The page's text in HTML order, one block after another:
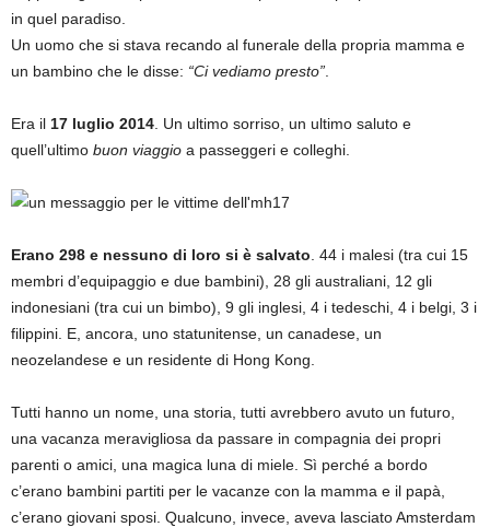
in quel paradiso.
Un uomo che si stava recando al funerale della propria mamma e
un bambino che le disse: “Ci vediamo presto”
Era il 17 luglio 2014 . Un ultimo sorriso, un ultimo saluto e
quell’ultimo buon viaggio a passeggeri e colleghi.
Erano 298 e nessuno di loro si è salvato . 44 i malesi (tra cui 15
membri d’equipaggio e due bambini), 28 gli australiani, 12 gli
indonesiani (tra cui un bimbo), 9 gli inglesi, 4 i tedeschi, 4 i belgi, 3 i
filippini. E, ancora, uno statunitense, un canadese, un
neozelandese e un residente di Hong Kong.
Tutti hanno un nome, una storia, tutti avrebbero avuto un futuro,
una vacanza meravigliosa da passare in compagnia dei propri
parenti o amici, una magica luna di miele. Sì perché a bordo
c’erano bambini partiti per le vacanze con la mamma e il papà,
c’erano giovani sposi. Qualcuno, invece, aveva lasciato Amsterdam